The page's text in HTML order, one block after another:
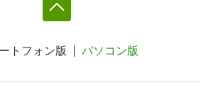
トフォン版 パソコン版